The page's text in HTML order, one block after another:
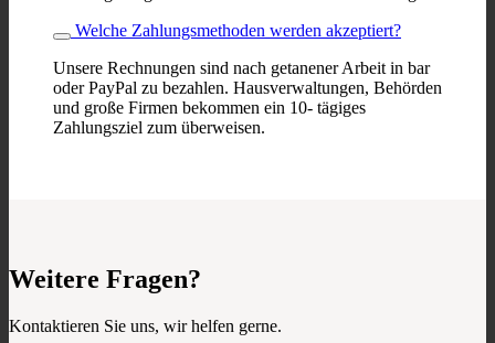
Welche Zahlungsmethoden werden akzeptiert?
Unsere Rechnungen sind nach getanener Arbeit in bar
oder PayPal zu bezahlen. Hausverwaltungen, Behörden
und große Firmen bekommen ein 10- tägiges
Zahlungsziel zum überweisen.
Weitere Fragen?
Kontaktieren Sie uns, wir helfen gerne.